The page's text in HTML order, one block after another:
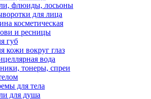
флюиды, лосьоны
для лица
косметическая
и ресницы
губ
кожи вокруг глаз
вода
тонеры, спреи
для тела
для душа